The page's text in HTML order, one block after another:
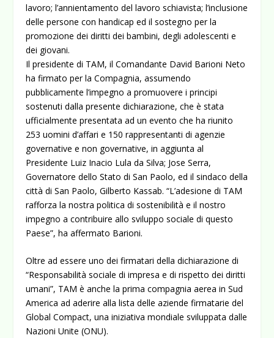
lavoro; l’annientamento del lavoro schiavista; l’inclusione
delle persone con handicap ed il sostegno per la
promozione dei diritti dei bambini, degli adolescenti e
dei giovani.
Il presidente di TAM, il Comandante David Barioni Neto
ha firmato per la Compagnia, assumendo
pubblicamente l’impegno a promuovere i principi
sostenuti dalla presente dichiarazione, che è stata
ufficialmente presentata ad un evento che ha riunito
253 uomini d’affari e 150 rappresentanti di agenzie
governative e non governative, in aggiunta al
Presidente Luiz Inacio Lula da Silva; Jose Serra,
Governatore dello Stato di San Paolo, ed il sindaco della
città di San Paolo, Gilberto Kassab. “L’adesione di TAM
rafforza la nostra politica di sostenibilità e il nostro
impegno a contribuire allo sviluppo sociale di questo
Paese”, ha affermato Barioni.
Oltre ad essere uno dei firmatari della dichiarazione di
“Responsabilità sociale di impresa e di rispetto dei diritti
umani”, TAM è anche la prima compagnia aerea in Sud
America ad aderire alla lista delle aziende firmatarie del
Global Compact, una iniziativa mondiale sviluppata dalle
Nazioni Unite (ONU).